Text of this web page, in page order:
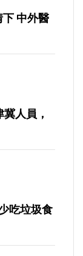
中外醫
人員，
吃垃圾食